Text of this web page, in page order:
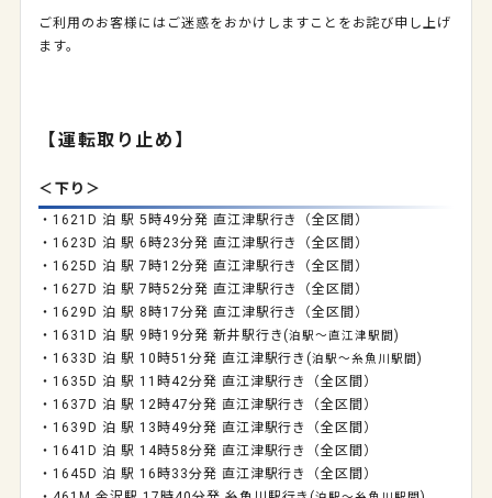
ご利用のお客様にはご迷惑をおかけしますことをお詫び申し上げ
ます。
【運転取り止め】
＜下り＞
・1621D 泊 駅 5時49分発 直江津駅行き（全区間）
・1623D 泊 駅 6時23分発 直江津駅行き（全区間）
・1625D 泊 駅 7時12分発 直江津駅行き（全区間）
・1627D 泊 駅 7時52分発 直江津駅行き（全区間）
・1629D 泊 駅 8時17分発 直江津駅行き（全区間）
・1631D 泊 駅 9時19分発 新井駅行き(泊駅～直江津駅間)
・1633D 泊 駅 10時51分発 直江津駅行き(泊駅～糸魚川駅間)
・1635D 泊 駅 11時42分発 直江津駅行き（全区間）
・1637D 泊 駅 12時47分発 直江津駅行き（全区間）
・1639D 泊 駅 13時49分発 直江津駅行き（全区間）
・1641D 泊 駅 14時58分発 直江津駅行き（全区間）
・1645D 泊 駅 16時33分発 直江津駅行き（全区間）